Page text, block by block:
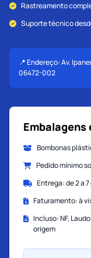
Rastreamento
Suporte técnico
📍 Endereço: Av.
06472-002
Embalagens
Bombonas
Pedido mínimo
Entrega: de 2 a
Faturamento: à
Incluso: NF,
origem